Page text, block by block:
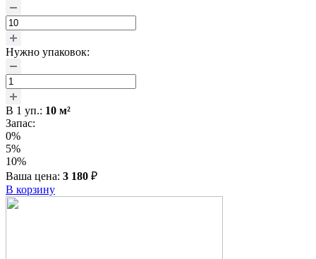
Нужно упаковок:
В 1 уп.: 10 м²
Запас:
0%
5%
10%
Ваша цена: 3 180 ₽
В корзину